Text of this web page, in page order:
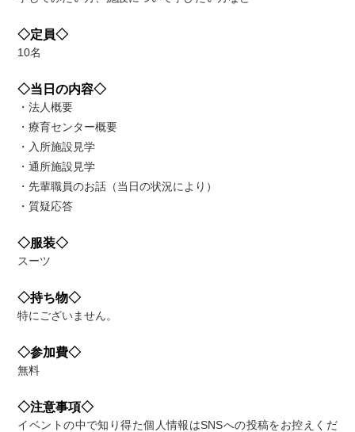
◇定員◇
10名
◇当日の内容◇
・法人概要
・療育センター概要
・入所施設見学
・通所施設見学
・先輩職員のお話（当日の状況により）
・質疑応答
◇服装◇
スーツ
◇持ち物◇
特にございません。
◇参加費◇
無料
◇注意事項◇
イベントの中で知り得た個人情報はSNSへの投稿をお控えくだ